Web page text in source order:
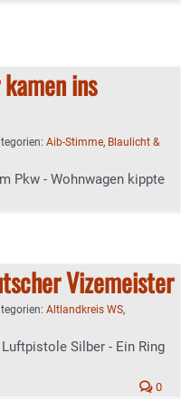
ins
Aib-Stimme, Blaulicht &
Pkw - Wohnwagen kippte
Vizemeister
Altlandkreis WS,
Silber - Ein Ring
0